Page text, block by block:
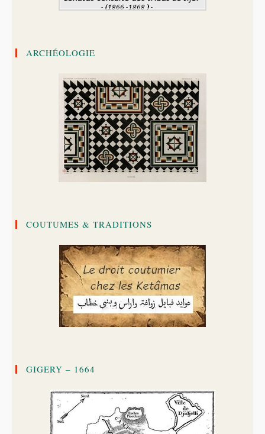
ARCHÉOLOGIE
COUTUMES & TRADITIONS
GIGERY – 1664